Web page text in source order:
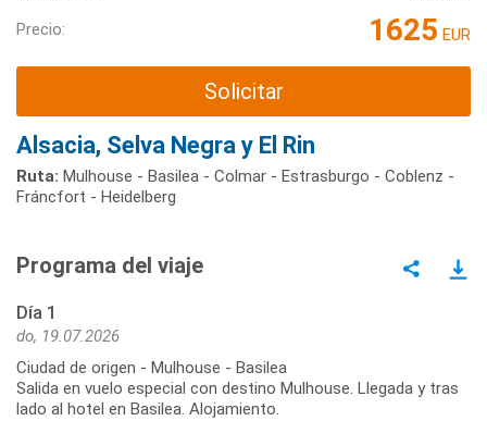
Precio: 1625 EUR
Solicitar
Alsacia, Selva Negra y El Rin
Ruta: Mulhouse - Basilea - Colmar - Estrasburgo - Coblenz -
Fráncfort - Heidelberg
Programa del viaje
Día 1
do, 19.07.2026
Ciudad de origen - Mulhouse - Basilea
Salida en vuelo especial con destino Mulhouse. Llegada y tras
lado al hotel en Basilea. Alojamiento.